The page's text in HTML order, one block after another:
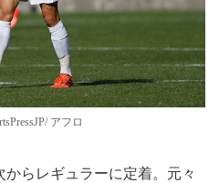
アフロ
らレギュラーに定着。元々